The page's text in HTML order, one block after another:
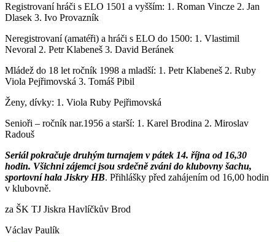
Registrovaní hráči s ELO 1501 a vyšším: 1. Roman Vincze 2. Jan
Dlasek 3. Ivo Provazník
Neregistrovaní (amatéři) a hráči s ELO do 1500: 1. Vlastimil
Nevoral 2. Petr Klabeneš 3. David Beránek
Mládež do 18 let ročník 1998 a mladší: 1. Petr Klabeneš 2. Ruby
Viola Pejřimovská 3. Tomáš Pibil
Ženy, dívky: 1. Viola Ruby Pejřimovská
Senioři – ročník nar.1956 a starší: 1. Karel Brodina 2. Miroslav
Radouš
Seriál pokračuje druhým turnajem v pátek 14. října od 16,30
hodin. Všichni zájemci jsou srdečně zváni do klubovny šachu,
sportovní hala Jiskry HB. Přihlášky před zahájením od 16,00 hodin
v klubovně.
za ŠK TJ Jiskra Havlíčkův Brod
Václav Paulík